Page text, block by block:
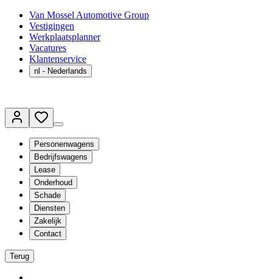
Van Mossel Automotive Group
Vestigingen
Werkplaatsplanner
Vacatures
Klantenservice
nl - Nederlands
Personenwagens
Bedrijfswagens
Lease
Onderhoud
Schade
Diensten
Zakelijk
Contact
Terug